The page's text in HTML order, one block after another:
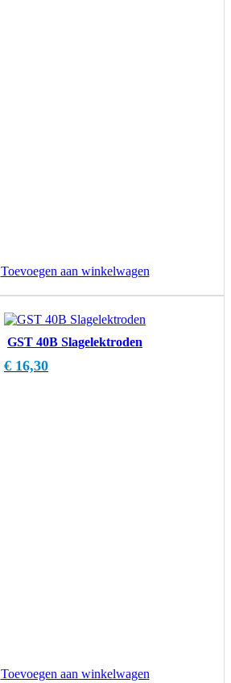
Toevoegen aan winkelwagen
GST 40B Slagelektroden
€ 16,30
Toevoegen aan winkelwagen